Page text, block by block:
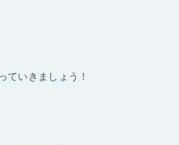
ていきましょう！